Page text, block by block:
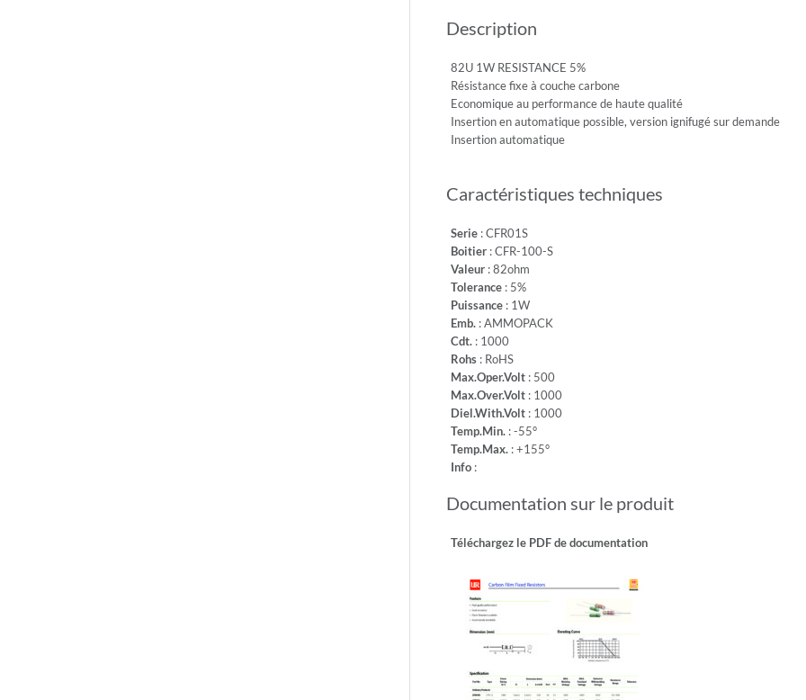
RoHS
Description
82U 1W RESISTANCE 5%
Résistance fixe à couche carbone
Economique au performance de haute qualité
Insertion en automatique possible, version ignifugé sur demande
Insertion automatique
Caractéristiques techniques
Serie : CFR01S
Boitier : CFR-100-S
Valeur : 82ohm
Tolerance : 5%
Puissance : 1W
Emb. : AMMOPACK
Cdt. : 1000
Rohs : RoHS
Max.Oper.Volt : 500
Max.Over.Volt : 1000
Diel.With.Volt : 1000
Temp.Min. : -55°
Temp.Max. : +155°
Info :
Documentation sur le produit
Téléchargez le PDF de documentation